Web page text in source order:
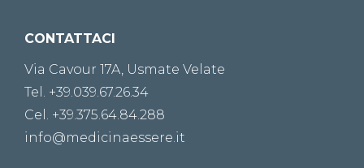
CONTATTACI
Via Cavour 17A, Usmate Velate
Tel. +39.039.67.26.34
Cel. +39.375.64.84.288
info@medicinaessere.it